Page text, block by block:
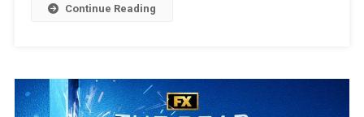
Continue Reading